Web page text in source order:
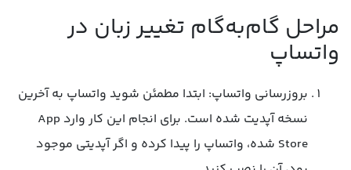
مراحل گام‌به‌گام تغییر زبان در
واتساپ
بروزرسانی واتساپ: ابتدا مطمئن شوید واتساپ به آخرین
نسخه آپدیت شده است. برای انجام این کار وارد App
Store شده، واتساپ را پیدا کرده و اگر آپدیتی موجود